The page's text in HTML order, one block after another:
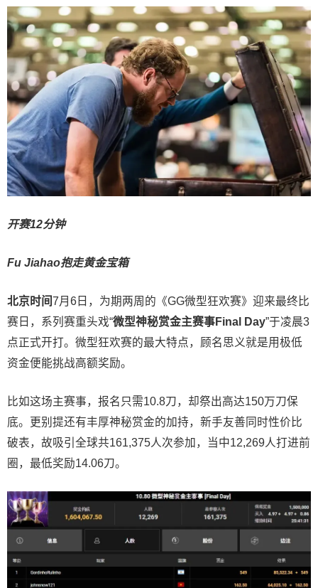
开赛12分钟
Fu Jiahao抱走黄金宝箱
北京时间7月6日，为期两周的《GG微型狂欢赛》迎来最终比
赛日，系列赛重头戏“微型神秘赏金主赛事Final Day”于凌晨3
点正式开打。微型狂欢赛的最大特点，顾名思义就是用极低
资金便能挑战高额奖励。
比如这场主赛事，报名只需10.8刀，却祭出高达150万刀保
底。更别提还有丰厚神秘赏金的加持，新手友善同时性价比
破表，故吸引全球共161,375人次参加，当中12,269人打进前
圈，最低奖励14.06刀。